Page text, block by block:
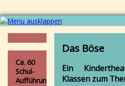
Aktuell
AZUBIS
Co
Produktionen
Alle
Ca. 60
Schul-
Aufführungen
Das Böse
Ein
Klassen zum